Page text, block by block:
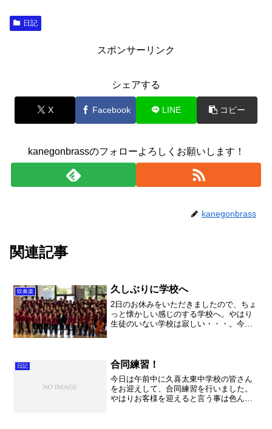
日記
スポンサーリンク
シェアする
X Facebook LINE コピー
kanegonbrassのフォローよろしくお願いします！
kanegonbrass
関連記事
吹奏楽 久しぶりに学校へ
2日のお休みをいただきましたので、ちょ
っと懐かしい感じのする学校へ。やはり
生徒のいない学校は寂しい・・・。今日
ったものです。ぜひ、合...
日記 合同練習！
今日は午前中に久喜太東中学校の皆さん
をお迎えして、合同練習を行いました。
やはりお客様を迎えると言う事は色んな